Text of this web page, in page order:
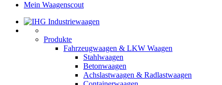
Mein Waagenscout
Produkte
Fahrzeugwaagen & LKW Waagen
Stahlwaagen
Betonwaagen
Achslastwaagen & Radlastwaagen